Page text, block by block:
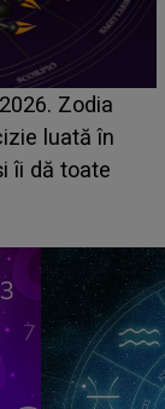
până
Casa Iubirii
mama
pentru